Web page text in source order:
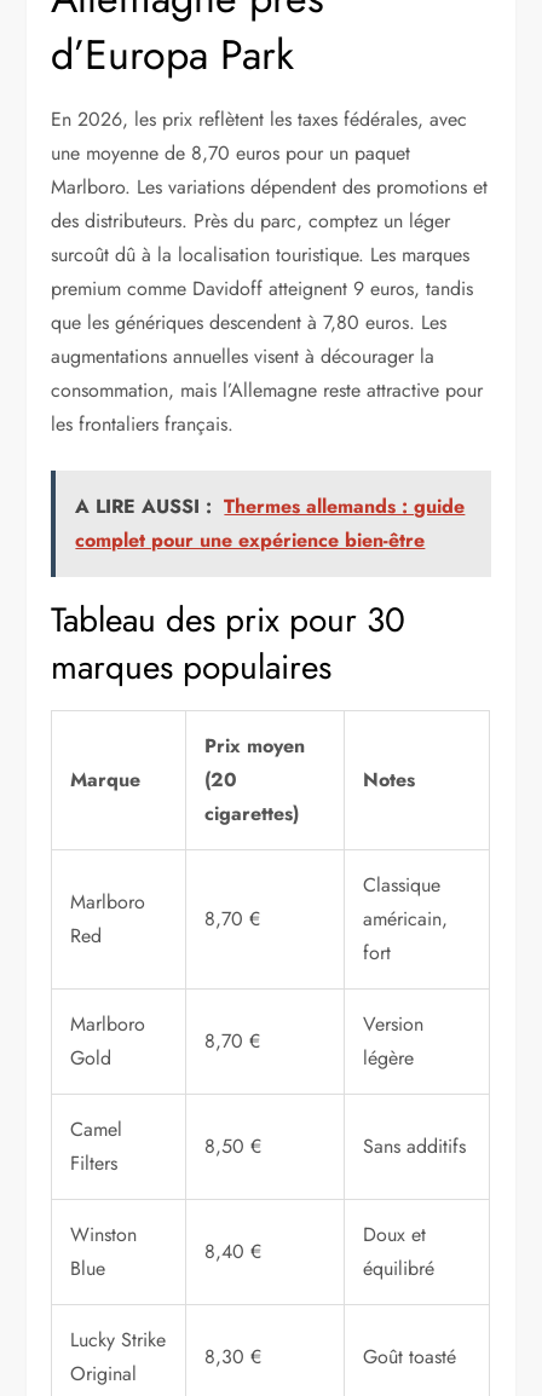
d’Europa Park
En 2026, les prix reflètent les taxes fédérales, avec
une moyenne de 8,70 euros pour un paquet
Marlboro. Les variations dépendent des promotions et
des distributeurs. Près du parc, comptez un léger
surcoût dû à la localisation touristique. Les marques
premium comme Davidoff atteignent 9 euros, tandis
que les génériques descendent à 7,80 euros. Les
augmentations annuelles visent à décourager la
consommation, mais l’Allemagne reste attractive pour
les frontaliers français.
A LIRE AUSSI : Thermes allemands : guide
complet pour une expérience bien-être
Tableau des prix pour 30
marques populaires
Marque
Prix moyen
(20
cigarettes)
Notes
Marlboro
Red
8,70 €
Classique
américain,
fort
Marlboro
Gold
8,70 €
Version
légère
Camel
Filters
8,50 € Sans additifs
Winston
Blue
8,40 €
Doux et
équilibré
Lucky Strike
Original
8,30 € Goût toasté